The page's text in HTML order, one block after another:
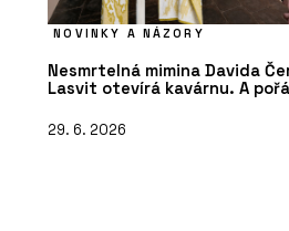
NOVINKY A NÁZORY
Nesmrtelná mimina Davida
Lasvit otevírá kavárnu. A
29. 6. 2026